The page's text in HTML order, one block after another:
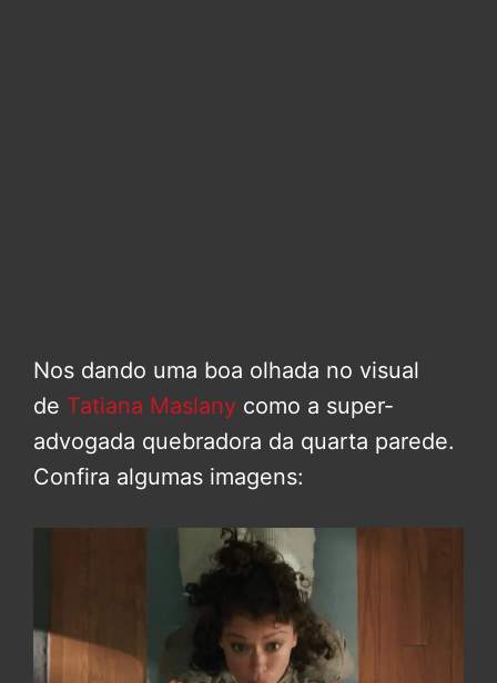
Nos dando uma boa olhada no visual
de Tatiana Maslany como a super-
advogada quebradora da quarta parede.
Confira algumas imagens: